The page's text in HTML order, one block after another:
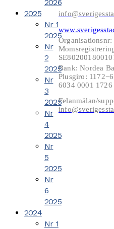
2026
2025
Nr 1
2025
Nr
2
2025
Nr
3
2025
Nr
4
2025
Nr
5
2025
Nr
6
2025
2024
Nr 1
Organisationsnr:
Bank: Nordea
Plusgiro:
6034 0001 1726
Felanmälan/